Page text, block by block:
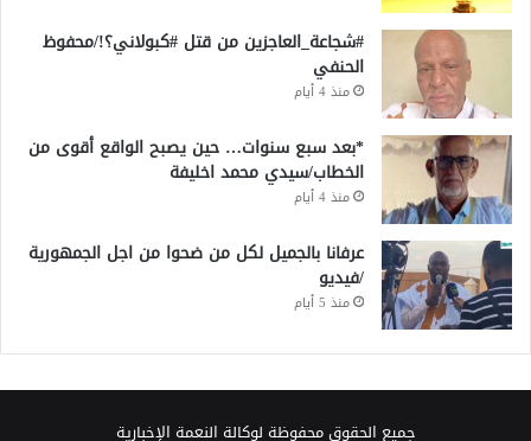
#شجاعة_العاجزين من قتل #كبولاني؟!/محفوظ
الحنفي
منذ 4 أيام
*بعد سبع سنوات… حين يصبح الواقع أقوى من
الخطاب/سيدي محمد اخليفة
منذ 4 أيام
عرفانا بالجميل لكل من ضحوا من اجل الجمهورية
/فيديو
منذ 5 أيام
جميع الحقوق محفوظة لوكالة النعمة الإخبارية